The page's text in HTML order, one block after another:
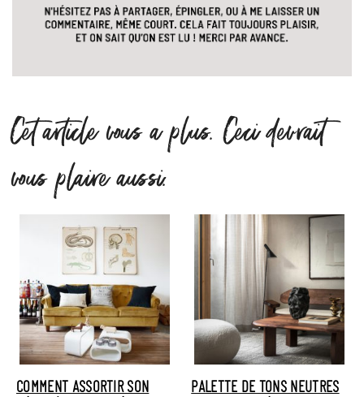
Cet article vous a plus. Ceci devrait
vous plaire aussi.
COMMENT ASSORTIR SON
PALETTE DE TONS NEUTRES